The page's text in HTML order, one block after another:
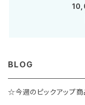
BLOG
☆今週のピックアップ商